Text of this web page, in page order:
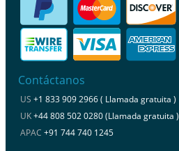
Contáctanos
US +1 833 909 2966 ( Llamada gratuita )
UK+44 808 502 0280 (Llamada gratuita )
APAC +91 744 740 1245